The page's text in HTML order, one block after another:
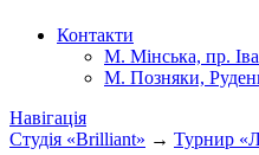
Контакти
М. Мінська, пр.
М. Позняки,
Навігація
Студія «Brilliant» → Турнир